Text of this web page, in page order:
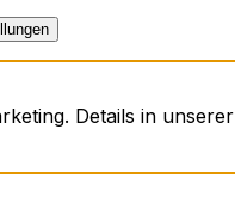
Details in unserer